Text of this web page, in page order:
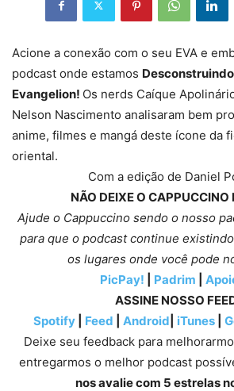
Acione a conexão com o seu EVA e
podcast onde estamos
Evangelion! Os nerds Caíque
Nelson Nascimento analisaram bem
anime, filmes e mangá deste ícone da
oriental.
Com a edição de Daniel
NÃO DEIXE O CAPPUCCINO
Ajude o Cappuccino sendo o nosso
para que o podcast continue
os lugares onde você pode
PicPay!
Padrim
ASSINE NOSSO
Spotify| Feed Android iTunes|
Deixe seu feedback para
entregarmos o melhor podcast
nos avalie com 5 estrelas